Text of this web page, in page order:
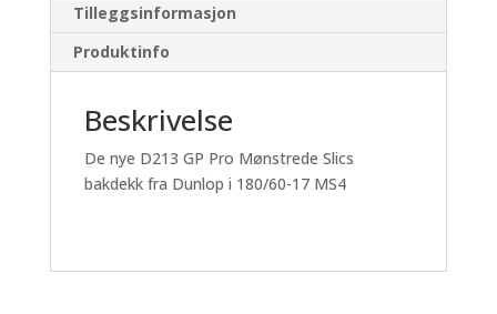
Tilleggsinformasjon
Produktinfo
Beskrivelse
De nye D213 GP Pro Mønstrede Slics
bakdekk fra Dunlop i 180/60-17 MS4